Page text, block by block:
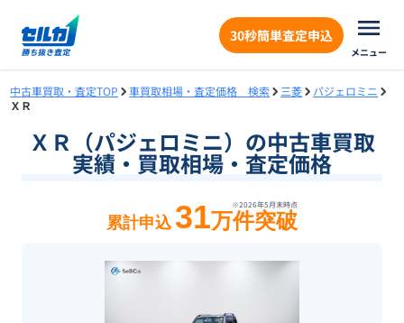
30秒簡単査定申込
メニュー
中古車買取・査定TOP 車買取相場・査定価格 検索 三菱
パジェロミニ
ＸＲ
ＸＲ（パジェロミニ）の中古車買取
実績・買取相場・査定価格
※2026年5月末時点
累計申込 31万件突破